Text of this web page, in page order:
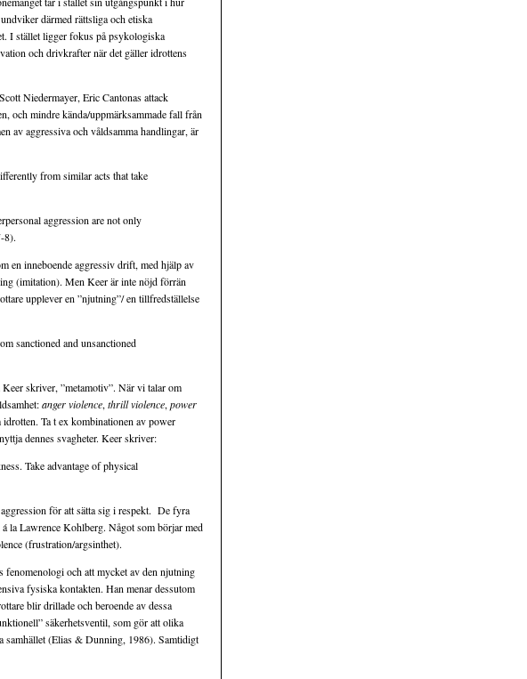
därmed rättsliga och etiska
I stället ligger fokus på psykologiska
och drivkrafter när det gäller idrottens
Niedermayer, Eric Cantonas attack
och mindre kända/uppmärksammade fall från
av aggressiva och våldsamma handlingar, är
from similar acts that take
aggression are not only
8).
en inneboende aggressiv drift, med hjälp av
(imitation). Men Keer är inte nöjd förrän
upplever en ”njutning”/ en tillfredställelse
sanctioned and unsanctioned
skriver, ”metamotiv”. När vi talar om
anger violence, thrill violence, power
Ta t ex kombinationen av power
dennes svagheter. Keer skriver:
Take advantage of physical
för att sätta sig i respekt. De fyra
la Lawrence Kohlberg. Något som börjar med
(frustration/argsinthet).
och att mycket av den njutning
fysiska kontakten. Han menar dessutom
blir drillade och beroende av dessa
säkerhetsventil, som gör att olika
samhället (Elias & Dunning, 1986). Samtidigt